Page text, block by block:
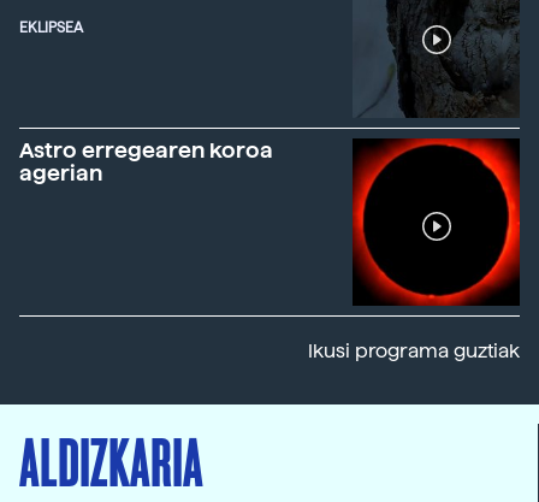
EKLIPSEA
Astro erregearen koroa
agerian
Ikusi programa guztiak
ALDIZKARIA